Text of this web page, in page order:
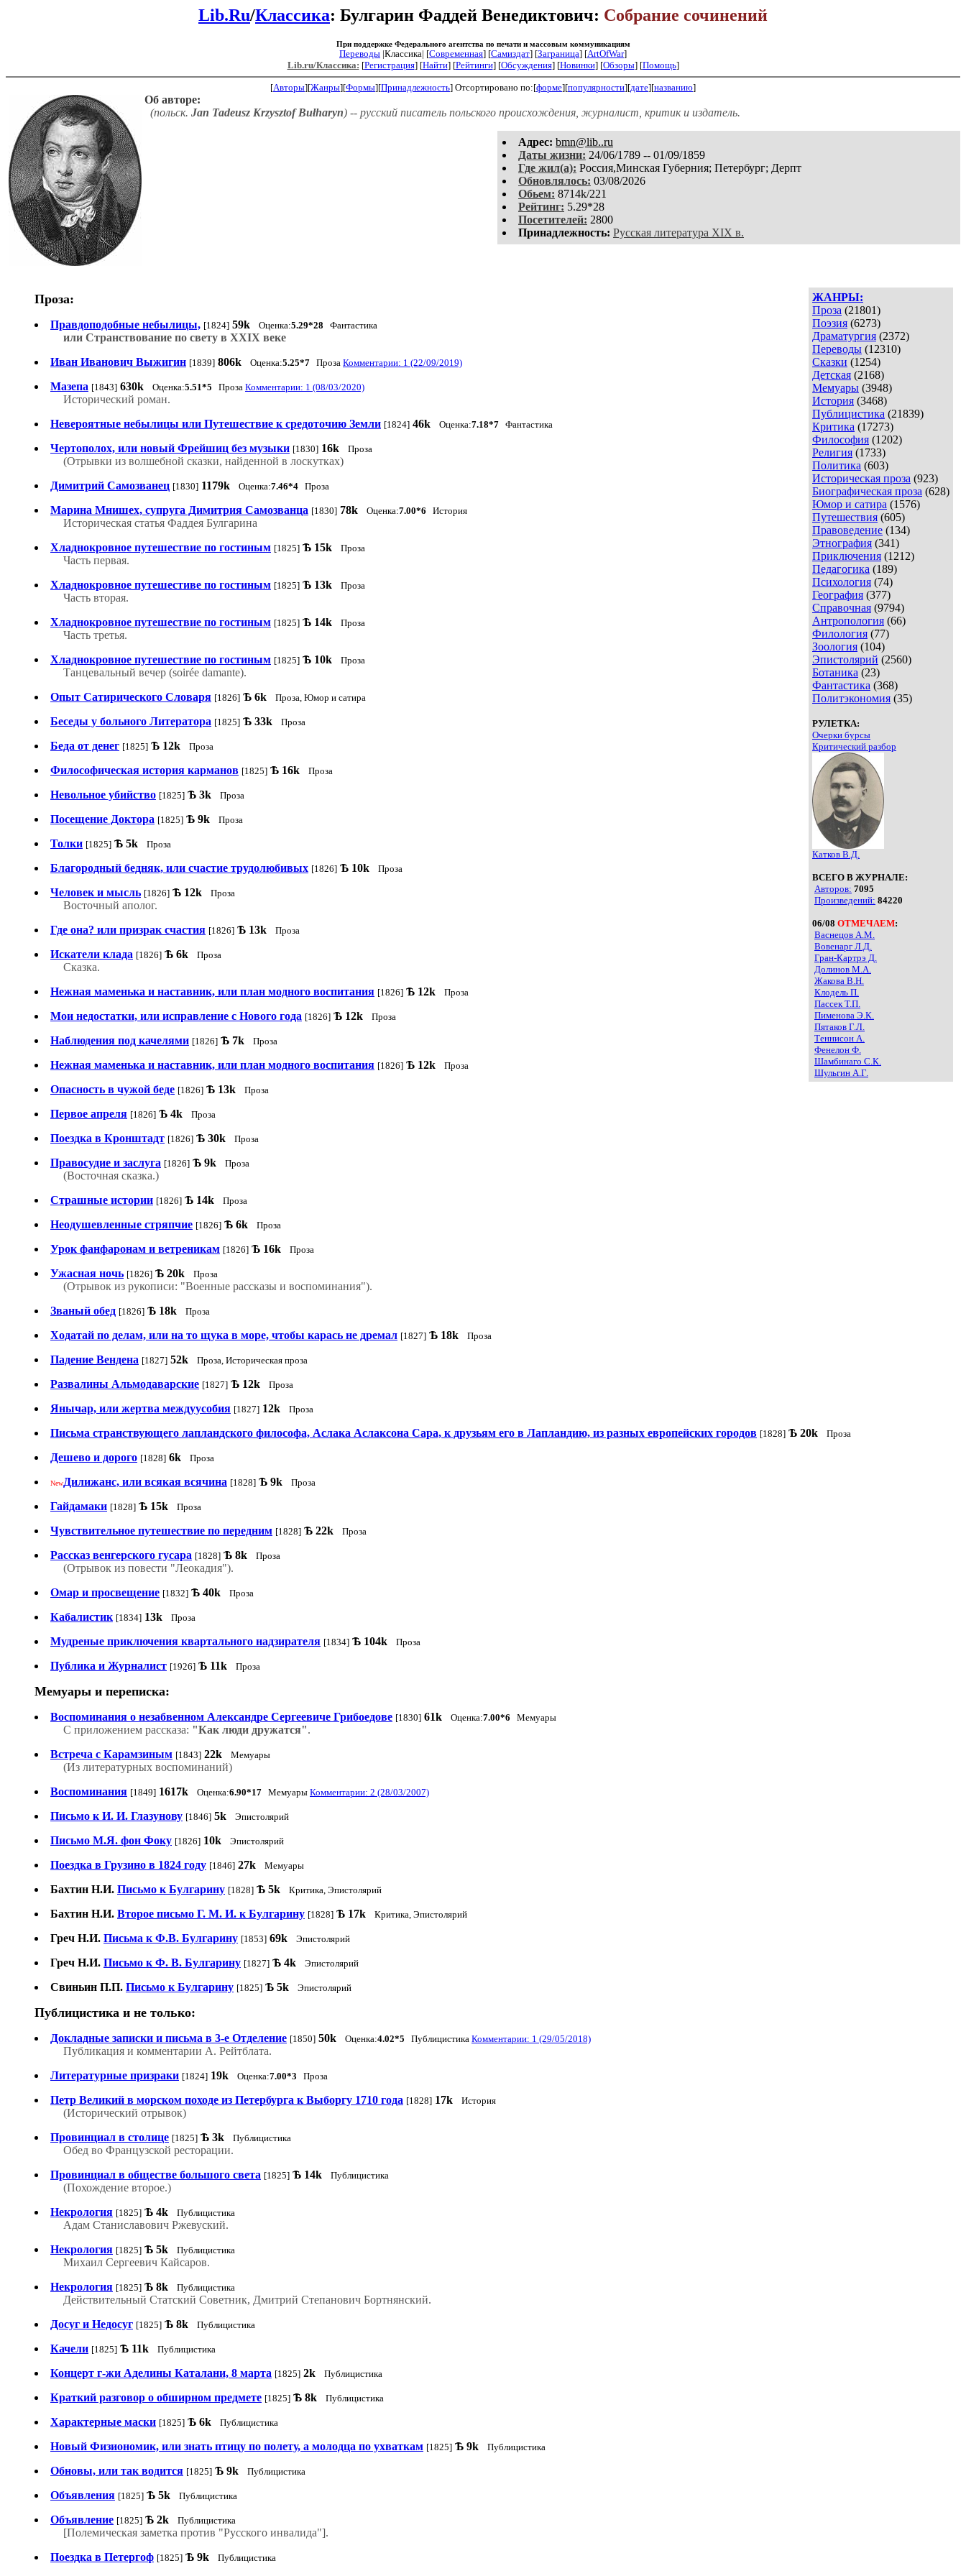
Lib.Ru/Классика: Булгарин Фаддей Венедиктович: Собрание сочинений
При поддержке Федерального агентства по печати и массовым коммуникациям
Переводы |Классика| [Современная] [Самиздат] [Заграница] [ArtOfWar]
Lib.ru/Классика: [Регистрация] [Найти] [Рейтинги] [Обсуждения] [Новинки] [Обзоры] [Помощь]
[Авторы][Жанры][Формы][Принадлежность] Отсортировано по:[форме][популярности][дате][названию]
Об авторе:
(польск. Jan Tadeusz Krzysztof Bułharyn) -- русский писатель польского происхождения, журналист, критик и издатель.
Aдpeс: bmn@lib..ru
Даты жизни: 24/06/1789 -- 01/09/1859
Где жил(а): Россия,Минская Губерния; Петербург; Дерпт
Обновлялось: 03/08/2026
Обьем: 8714k/221
Рейтинг: 5.29*28
Посетителей: 2800
Принадлежность: Русская литература XIX в.
ЖАНРЫ:
Проза (21801)
Поэзия (6273)
Драматургия (2372)
Переводы (12310)
Сказки (1254)
Детская (2168)
Мемуары (3948)
История (3468)
Публицистика (21839)
Критика (17273)
Философия (1202)
Религия (1733)
Политика (603)
Историческая проза (923)
Биографическая проза (628)
Юмор и сатира (1576)
Путешествия (605)
Правоведение (134)
Этнография (341)
Приключения (1212)
Педагогика (189)
Психология (74)
География (377)
Справочная (9794)
Антропология (66)
Филология (77)
Зоология (104)
Эпистолярий (2560)
Ботаника (23)
Фантастика (368)
Политэкономия (35)
РУЛЕТКА:
Очерки бурсы
Критический разбор
Катков В.Д.
ВСЕГО В ЖУРНАЛЕ:
Авторов: 7095
Произведений: 84220
06/08 ОТМЕЧАЕМ:
Васнецов А.М.
Вовенарг Л.Д.
Гран-Картрэ Д.
Долинов М.А.
Жакова В.Н.
Клодель П.
Пассек Т.П.
Пименова Э.К.
Пятаков Г.Л.
Теннисон А.
Фенелон Ф.
Шамбинаго С.К.
Шульгин А.Г.
Проза:
Правдоподобные небылицы, [1824] 59k Оценка:5.29*28 Фантастика
или Странствование по свету в ХХIX веке
Иван Иванович Выжигин [1839] 806k Оценка:5.25*7 Проза Комментарии: 1 (22/09/2019)
Мазепа [1843] 630k Оценка:5.51*5 Проза Комментарии: 1 (08/03/2020)
Исторический роман.
Невероятные небылицы или Путешествие к средоточию Земли [1824] 46k Оценка:7.18*7 Фантастика
Чертополох, или новый Фрейшиц без музыки [1830] 16k Проза
(Отрывки из волшебной сказки, найденной в лоскутках)
Димитрий Самозванец [1830] 1179k Оценка:7.46*4 Проза
Марина Мнишех, супруга Димитрия Самозванца [1830] 78k Оценка:7.00*6 История
Историческая статья Фаддея Булгарина
Хладнокровное путешествие по гостиным [1825] Ѣ 15k Проза
Часть первая.
Хладнокровное путешестиве по гостиным [1825] Ѣ 13k Проза
Часть вторая.
Хладнокровное путешествие по гостиным [1825] Ѣ 14k Проза
Часть третья.
Хладнокровное путешествие по гостиным [1825] Ѣ 10k Проза
Танцевальный вечер (soirée damante).
Опыт Сатирического Словаря [1826] Ѣ 6k Проза, Юмор и сатира
Беседы у больного Литератора [1825] Ѣ 33k Проза
Беда от денег [1825] Ѣ 12k Проза
Философическая история карманов [1825] Ѣ 16k Проза
Невольное убийство [1825] Ѣ 3k Проза
Посещение Доктора [1825] Ѣ 9k Проза
Толки [1825] Ѣ 5k Проза
Благородный бедняк, или счастие трудолюбивых [1826] Ѣ 10k Проза
Человек и мысль [1826] Ѣ 12k Проза
Восточный аполог.
Где она? или призрак счастия [1826] Ѣ 13k Проза
Искатели клада [1826] Ѣ 6k Проза
Сказка.
Нежная маменька и наставник, или план модного воспитания [1826] Ѣ 12k Проза
Мои недостатки, или исправление с Нового года [1826] Ѣ 12k Проза
Наблюдения под качелями [1826] Ѣ 7k Проза
Нежная маменька и наставник, или план модного воспитания [1826] Ѣ 12k Проза
Опасность в чужой беде [1826] Ѣ 13k Проза
Первое апреля [1826] Ѣ 4k Проза
Поездка в Кронштадт [1826] Ѣ 30k Проза
Правосудие и заслуга [1826] Ѣ 9k Проза
(Восточная сказка.)
Страшные истории [1826] Ѣ 14k Проза
Неодушевленные стряпчие [1826] Ѣ 6k Проза
Урок фанфаронам и ветреникам [1826] Ѣ 16k Проза
Ужасная ночь [1826] Ѣ 20k Проза
(Отрывок из рукописи: "Военные рассказы и воспоминания").
Званый обед [1826] Ѣ 18k Проза
Ходатай по делам, или на то щука в море, чтобы карась не дремал [1827] Ѣ 18k Проза
Падение Вендена [1827] 52k Проза, Историческая проза
Развалины Альмодаварские [1827] Ѣ 12k Проза
Янычар, или жертва междуусобия [1827] 12k Проза
Письма странствующего лапландского философа, Аслака Аслаксона Сара, к друзьям его в Лапландию, из разных европейских городов [1828] Ѣ 20k Проза
Дешево и дорого [1828] 6k Проза
NewДилижанс, или всякая всячина [1828] Ѣ 9k Проза
Гайдамаки [1828] Ѣ 15k Проза
Чувствительное путешествие по передним [1828] Ѣ 22k Проза
Рассказ венгерского гусара [1828] Ѣ 8k Проза
(Отрывок из повести "Леокадия").
Омар и просвещение [1832] Ѣ 40k Проза
Кабалистик [1834] 13k Проза
Мудреные приключения квартального надзирателя [1834] Ѣ 104k Проза
Публика и Журналист [1926] Ѣ 11k Проза
Мемуары и переписка:
Воспоминания о незабвенном Александре Сергеевиче Грибоедове [1830] 61k Оценка:7.00*6 Мемуары
С приложением рассказа: "Как люди дружатся".
Встреча с Карамзиным [1843] 22k Мемуары
(Из литературных воспоминаний)
Воспоминания [1849] 1617k Оценка:6.90*17 Мемуары Комментарии: 2 (28/03/2007)
Письмо к И. И. Глазунову [1846] 5k Эпистолярий
Письмо М.Я. фон Фоку [1826] 10k Эпистолярий
Поездка в Грузино в 1824 году [1846] 27k Мемуары
Бахтин Н.И. Письмо к Булгарину [1828] Ѣ 5k Критика, Эпистолярий
Бахтин Н.И. Второе письмо Г. M. И. к Булгарину [1828] Ѣ 17k Критика, Эпистолярий
Греч Н.И. Письма к Ф.В. Булгарину [1853] 69k Эпистолярий
Греч Н.И. Письмо к Ф. В. Булгарину [1827] Ѣ 4k Эпистолярий
Свиньин П.П. Письмо к Булгарину [1825] Ѣ 5k Эпистолярий
Публицистика и не только:
Докладные записки и письма в 3-е Отделение [1850] 50k Оценка:4.02*5 Публицистика Комментарии: 1 (29/05/2018)
Публикация и комментарии А. Рейтблата.
Литературные призраки [1824] 19k Оценка:7.00*3 Проза
Петр Великий в морском походе из Петербурга к Выборгу 1710 года [1828] 17k История
(Исторический отрывок)
Провинциал в столице [1825] Ѣ 3k Публицистика
Обед во Французской ресторации.
Провинциал в обществе большого света [1825] Ѣ 14k Публицистика
(Похождение второе.)
Некрология [1825] Ѣ 4k Публицистика
Адам Станиславович Ржевуский.
Некрология [1825] Ѣ 5k Публицистика
Михаил Сергеевич Кайсаров.
Некрология [1825] Ѣ 8k Публицистика
Действительный Статский Советник, Дмитрий Степанович Бортнянский.
Досуг и Недосуг [1825] Ѣ 8k Публицистика
Качели [1825] Ѣ 11k Публицистика
Концерт г-жи Аделины Каталани, 8 марта [1825] 2k Публицистика
Краткий разговор о обширном предмете [1825] Ѣ 8k Публицистика
Характерные маски [1825] Ѣ 6k Публицистика
Новый Физиономик, или знать птицу по полету, а молодца по ухваткам [1825] Ѣ 9k Публицистика
Обновы, или так водится [1825] Ѣ 9k Публицистика
Объявления [1825] Ѣ 5k Публицистика
Объявление [1825] Ѣ 2k Публицистика
[Полемическая заметка против "Русского инвалида"].
Поездка в Петергоф [1825] Ѣ 9k Публицистика